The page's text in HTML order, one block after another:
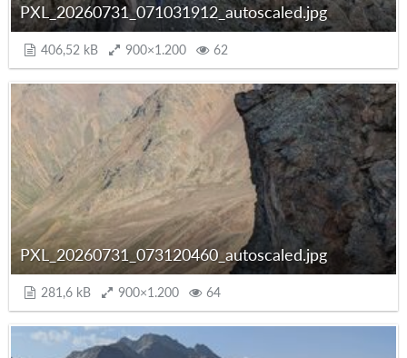
PXL_20260731_071031912_autoscaled.jpg
406,52 kB 900×1.200 62
PXL_20260731_073120460_autoscaled.jpg
281,6 kB 900×1.200 64